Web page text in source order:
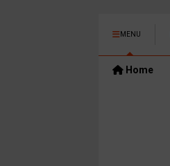
MENU
Home